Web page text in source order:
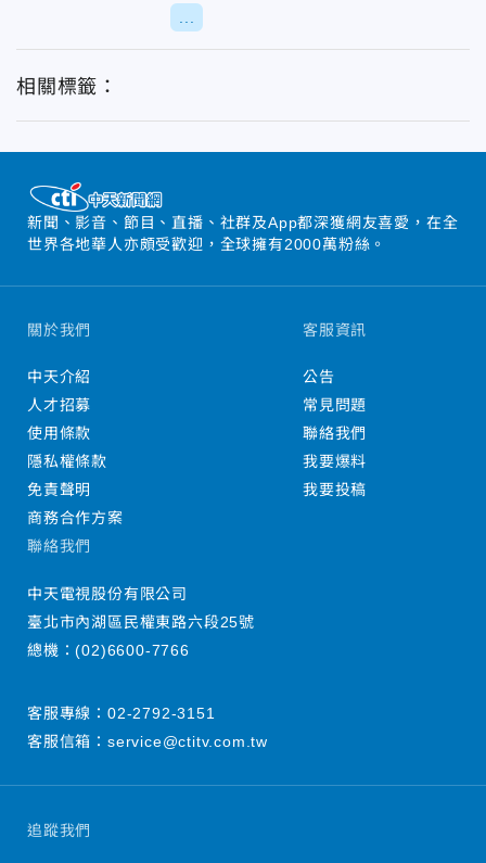
相關標籤：
新聞、影音、節目、直播、社群及App都深獲網友喜愛，在全
世界各地華人亦頗受歡迎，全球擁有2000萬粉絲。
追蹤我們
關於我們
中天介紹
人才招募
使用條款
隱私權條款
免責聲明
商務合作方案
客服資訊
公告
常見問題
聯絡我們
我要爆料
我要投稿
聯絡我們
中天電視股份有限公司
臺北市內湖區民權東路六段25號
總機：(02)6600-7766
客服專線： 02-2792-3151
客服信箱： service@ctitv.com.tw